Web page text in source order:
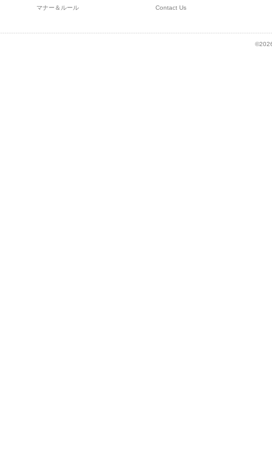
マナー＆ルール Contact Us